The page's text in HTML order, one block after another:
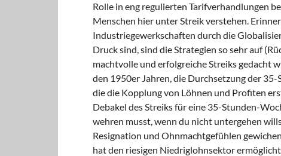
Rolle in eng regulierten Tarifverhandlungen
Menschen hier unter Streik verstehen.
Industriegewerkschaften durch die
Druck sind, sind die Strategien so sehr auf
machtvolle und erfolgreiche Streiks gedacht
den 1950er Jahren, die Durchsetzung der
die die Kopplung von Löhnen und Profiten
Debakel des Streiks für eine 35-Stunden-
wehren musst, wenn du nicht untergehen
Resignation und Ohnmachtgefühlen
hat den riesigen Niedriglohnsektor